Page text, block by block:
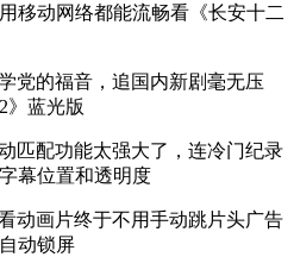
移动网络都能流畅看《长安十二
党的福音，追国内新剧毫无压
》蓝光版
匹配功能太强大了，连冷门纪录
幕位置和透明度
动画片终于不用手动跳片头广告
动锁屏